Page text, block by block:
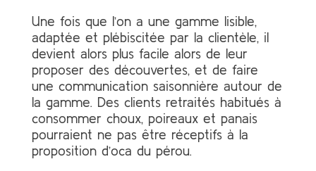
Une fois que l’on a une gamme lisible,
adaptée et plébiscitée par la clientèle, il
devient alors plus facile alors de leur
proposer des découvertes, et de faire
une communication saisonnière autour de
la gamme. Des clients retraités habitués à
consommer choux, poireaux et panais
pourraient ne pas être réceptifs à la
proposition d’oca du pérou.